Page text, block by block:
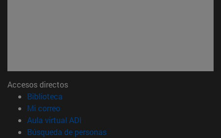
Accesos directos
Biblioteca
Mi correo(abre en nueva ventana)
Aula virtual ADI
Búsqueda de personas(abre en nueva ventana)